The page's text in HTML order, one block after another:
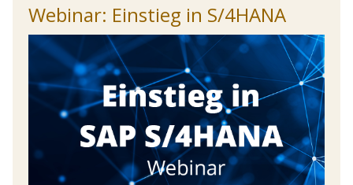
Webinar: Einstieg in S/4HANA